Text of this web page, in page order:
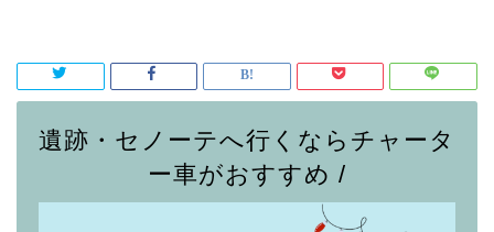
遺跡・セノーテへ行くならチャータ
ー車がおすすめ /